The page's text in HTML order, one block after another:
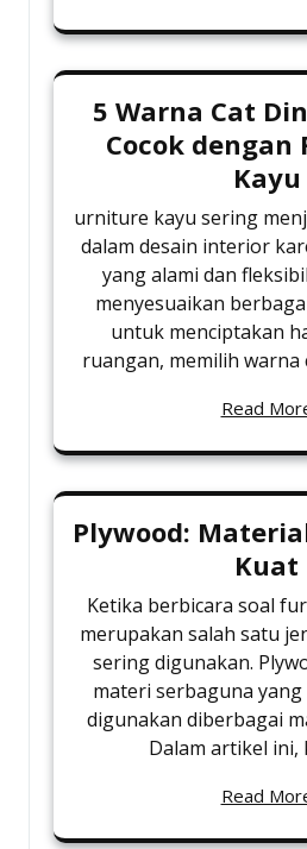
5 Warna Cat
Cocok
Kayu
urniture kayu sering
dalam desain interior
yang alami dan
menyesuaikan
untuk menciptakan
ruangan, memilih warna
Read
Plywood:
Kuat
Ketika berbicara soal
merupakan salah satu
sering digunakan.
materi serbaguna
digunakan diberbagai
Dalam artikel ini,
Read